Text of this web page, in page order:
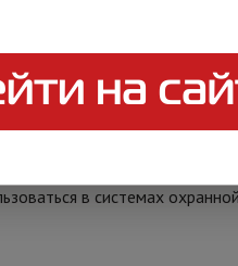
для контроля
в системах